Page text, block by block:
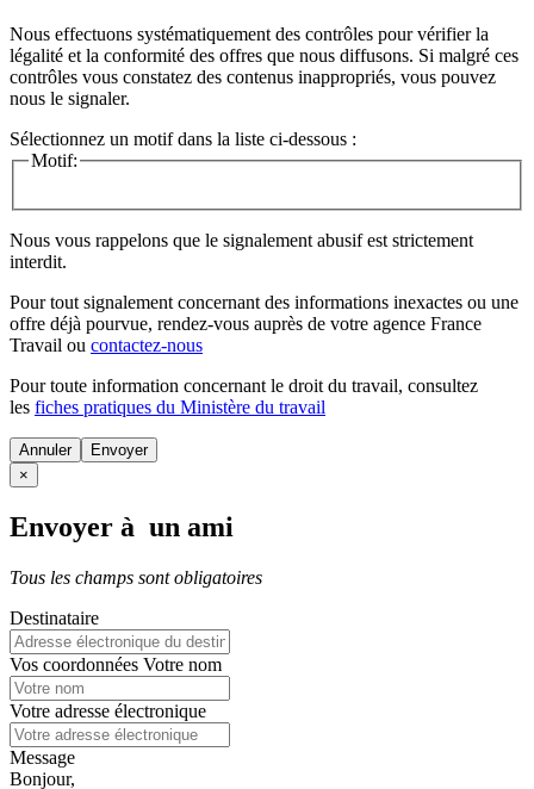
Nous effectuons systématiquement des contrôles pour vérifier la
légalité et la conformité des offres que nous diffusons. Si malgré ces
contrôles vous constatez des contenus inappropriés, vous pouvez
nous le signaler.
Sélectionnez un motif dans la liste ci-dessous :
Motif:
Nous vous rappelons que le signalement abusif est strictement
interdit.
Pour tout signalement concernant des informations inexactes ou une
offre déjà pourvue, rendez-vous auprès de votre agence France
Travail ou contactez-nous
Pour toute information concernant le droit du travail, consultez
les fiches pratiques du Ministère du travail
Annuler
×
Envoyer à un ami
Tous les champs sont obligatoires
Destinataire
Vos coordonnées Votre nom
Votre adresse électronique
Message
Bonjour,